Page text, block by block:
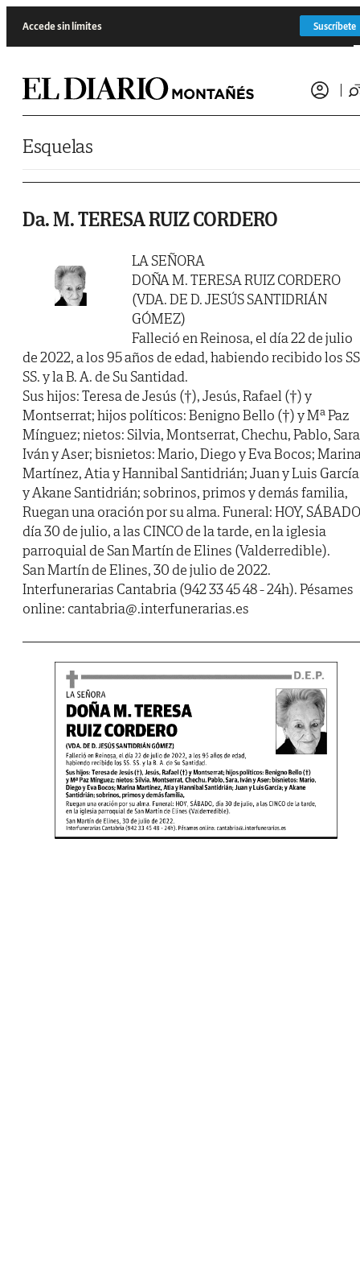
Accede sin límites Suscríbete
Esquelas
Da. M. TERESA RUIZ CORDERO
LA SEÑORA
DOÑA M. TERESA RUIZ CORDERO
(VDA. DE D. JESÚS SANTIDRIÁN
GÓMEZ)
Falleció en Reinosa, el día 22 de julio
de 2022, a los 95 años de edad, habiendo recibido los
SS. y la B. A. de Su Santidad.
Sus hijos: Teresa de Jesús (†), Jesús, Rafael (†) y
Montserrat; hijos políticos: Benigno Bello (†) y Mª Paz
Mínguez; nietos: Silvia, Montserrat, Chechu, Pablo,
Iván y Aser; bisnietos: Mario, Diego y Eva Bocos;
Martínez, Atia y Hannibal Santidrián; Juan y Luis
y Akane Santidrián; sobrinos, primos y demás familia,
Ruegan una oración por su alma. Funeral: HOY,
día 30 de julio, a las CINCO de la tarde, en la iglesia
parroquial de San Martín de Elines (Valderredible).
San Martín de Elines, 30 de julio de 2022.
Interfunerarias Cantabria (942 33 45 48 - 24h). Pésames
online: cantabria@.interfunerarias.es